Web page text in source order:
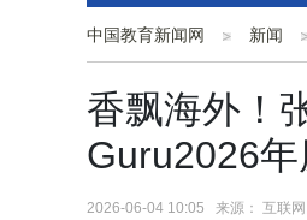
中国教育新闻网 新闻
香飘海外！
Guru2026
2026-06-04 10:05 来源： 互联网